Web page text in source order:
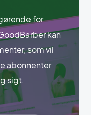
for
kan
som vil
abonnenter
sigt.